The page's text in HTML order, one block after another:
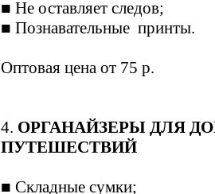
■ Не оставляет следов;
■ Познавательные принты.
Оптовая цена от 75 р.
4. ОРГАНАЙЗЕРЫ ДЛЯ
ПУТЕШЕСТВИЙ
■ Складные сумки;